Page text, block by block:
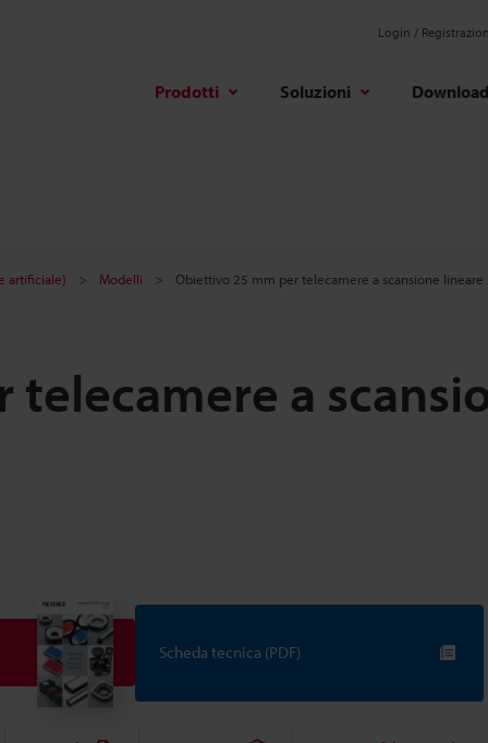
Login /
Prodotti Soluzioni
artificiale) Modelli Obiettivo 25 mm per telecamere a scansione lineare
a
Scheda tecnica (PDF)